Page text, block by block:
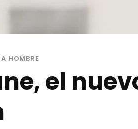
HOMBRE
el